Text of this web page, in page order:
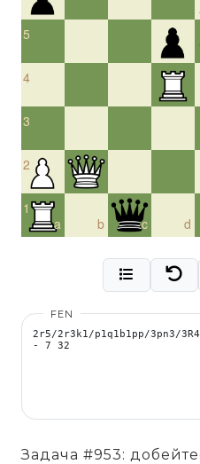
5
4
3
2
a
1
b
c d
FEN
Задача #953: